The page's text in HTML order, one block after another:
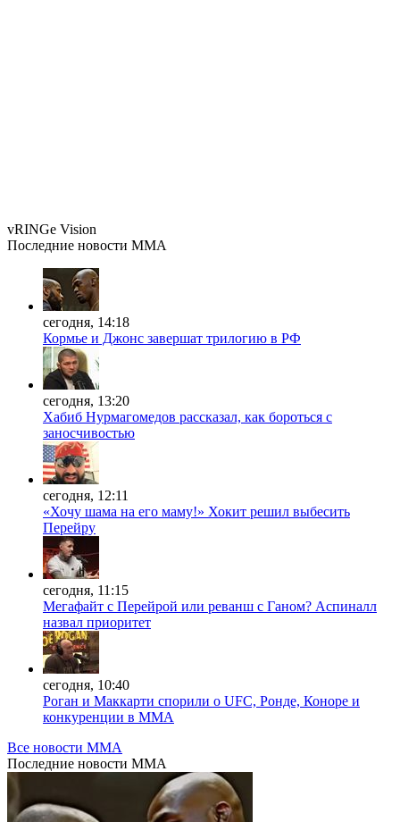
vRINGe Vision
Последние новости MMA
сегодня, 14:18
Кормье и Джонс завершат трилогию в РФ
сегодня, 13:20
Хабиб Нурмагомедов рассказал, как бороться с
заносчивостью
сегодня, 12:11
«Хочу шама на его маму!» Хокит решил выбесить
Перейру
сегодня, 11:15
Мегафайт с Перейрой или реванш с Ганом? Аспиналл
назвал приоритет
сегодня, 10:40
Роган и Маккарти спорили о UFC, Ронде, Коноре и
конкуренции в ММА
Все новости MMA
Последние новости MMA